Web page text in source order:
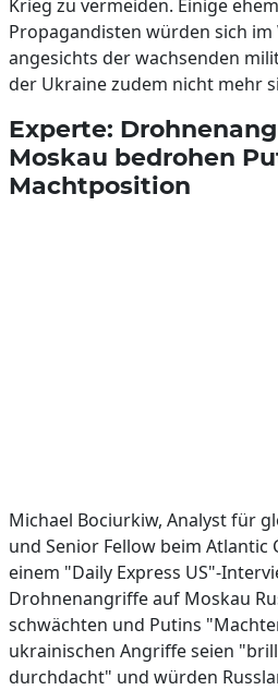
Krieg zu vermeiden. Einige
Propagandisten würden sich im
angesichts der wachsenden
der Ukraine zudem nicht mehr
Experte:
Moskau bedrohen
Machtposition
Michael Bociurkiw, Analyst für
und Senior Fellow beim Atlantic
einem "Daily Express US"-
Drohnenangriffe auf Moskau
schwächten und Putins
ukrainischen Angriffe seien
durchdacht" und würden